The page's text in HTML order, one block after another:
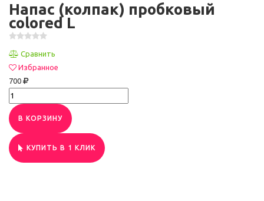
Напас (колпак) пробковый
colored L
Сравнить
Избранное
700
В КОРЗИНУ
КУПИТЬ В 1 КЛИК